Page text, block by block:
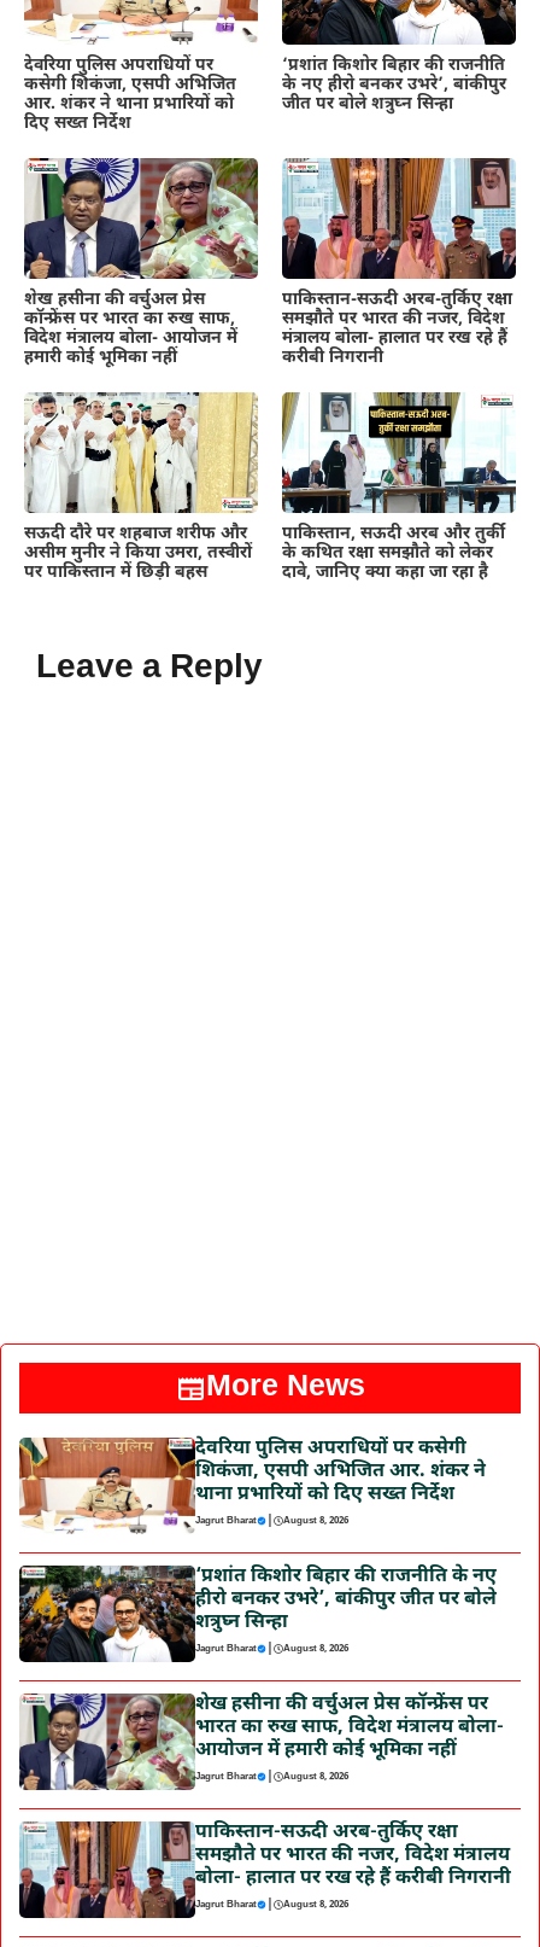
देवरिया पुलिस अपराधियों पर
कसेगी शिकंजा, एसपी अभिजित
आर. शंकर ने थाना प्रभारियों को
दिए सख्त निर्देश
‘प्रशांत किशोर बिहार की राजनीति
के नए हीरो बनकर उभरे’, बांकीपुर
जीत पर बोले शत्रुघ्न सिन्हा
शेख हसीना की वर्चुअल प्रेस
कॉन्फ्रेंस पर भारत का रुख साफ,
विदेश मंत्रालय बोला- आयोजन में
हमारी कोई भूमिका नहीं
पाकिस्तान-सऊदी अरब-तुर्किए रक्षा
समझौते पर भारत की नजर, विदेश
मंत्रालय बोला- हालात पर रख रहे हैं
करीबी निगरानी
सऊदी दौरे पर शहबाज शरीफ और
असीम मुनीर ने किया उमरा, तस्वीरों
पर पाकिस्तान में छिड़ी बहस
पाकिस्तान, सऊदी अरब और तुर्की
के कथित रक्षा समझौते को लेकर
दावे, जानिए क्या कहा जा रहा है
Leave a Reply
More News
देवरिया पुलिस अपराधियों पर कसेगी
शिकंजा, एसपी अभिजित आर. शंकर ने
थाना प्रभारियों को दिए सख्त निर्देश
Jagrut Bharat | August 8, 2026
‘प्रशांत किशोर बिहार की राजनीति के नए
हीरो बनकर उभरे’, बांकीपुर जीत पर बोले
शत्रुघ्न सिन्हा
Jagrut Bharat | August 8, 2026
शेख हसीना की वर्चुअल प्रेस कॉन्फ्रेंस पर
भारत का रुख साफ, विदेश मंत्रालय बोला-
आयोजन में हमारी कोई भूमिका नहीं
Jagrut Bharat | August 8, 2026
पाकिस्तान-सऊदी अरब-तुर्किए रक्षा
समझौते पर भारत की नजर, विदेश मंत्रालय
बोला- हालात पर रख रहे हैं करीबी निगरानी
Jagrut Bharat | August 8, 2026